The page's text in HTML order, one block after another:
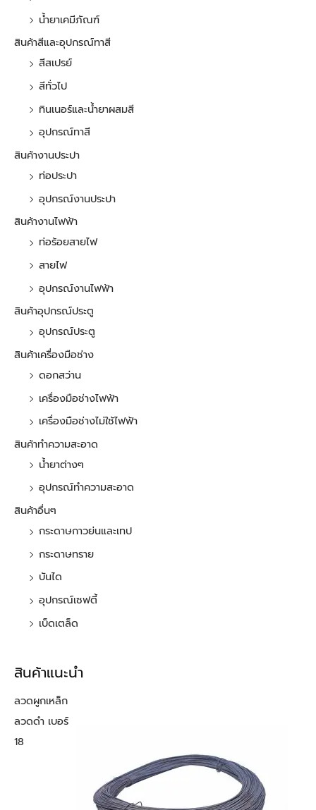
น้ำยาเคมีภัณฑ์
สินค้าสีและอุปกรณ์ทาสี
สีสเปรย์
สีทั่วไป
ทินเนอร์และน้ำยาผสมสี
อุปกรณ์ทาสี
สินค้างานประปา
ท่อประปา
อุปกรณ์งานประปา
สินค้างานไฟฟ้า
ท่อร้อยสายไฟ
สายไฟ
อุปกรณ์งานไฟฟ้า
สินค้าอุปกรณ์ประตู
อุปกรณ์ประตู
สินค้าเครื่องมือช่าง
ดอกสว่าน
เครื่องมือช่างไฟฟ้า
เครื่องมือช่างไม่ใช้ไฟฟ้า
สินค้าทำความสะอาด
น้ำยาต่างๆ
อุปกรณ์ทำความสะอาด
สินค้าอื่นๆ
กระดาษกาวย่นและเทป
กระดาษทราย
บันได
อุปกรณ์เซฟตี้
เบ็ดเตล็ด
สินค้าแนะนำ
ลวดผูกเหล็ก
ลวดดำ เบอร์
18